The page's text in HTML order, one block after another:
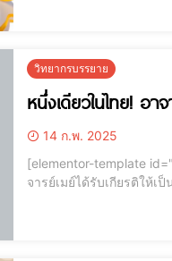
วิทยากรบรรยาย
หนึ่งเดียวในไทย! อา
14 ก.พ. 2025
[elementor-template id="12184"] สุดยอดวิทยากรฮวงจุ้ย ที่หน่วยงานชั้นนำเชิญไปบรรยายมากที่สุ
จารย์เมย์ได้รับเกียรติให้